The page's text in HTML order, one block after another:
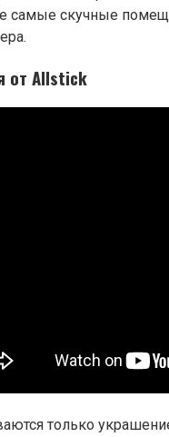
скучные
от Allstick
только